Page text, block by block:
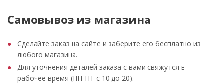
Самовывоз из магазина
Сделайте заказ на сайте и заберите его бесплатно из
любого магазина.
Для уточнения деталей заказа с вами свяжутся в
рабочее время (ПН-ПТ с 10 до 20).